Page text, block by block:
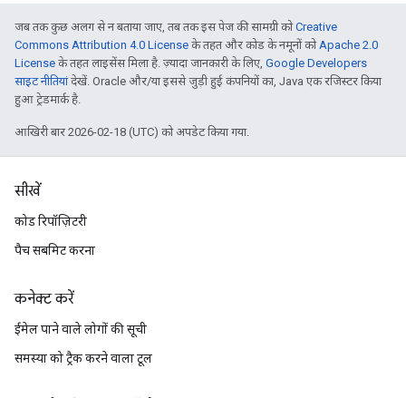
जब तक कुछ अलग से न बताया जाए, तब तक इस पेज की सामग्री कोCreative
Commons Attribution 4.0 License के तहत और कोड के नमूनों कोApache 2.0
License के तहत लाइसेंस मिला है. ज़्यादा जानकारी के लिए, Google Developers
साइट नीतियांदेखें. Oracle और/या इससे जुड़ी हुई कंपनियों का, Java एक रजिस्टर किया
हुआ ट्रेडमार्क है.
आखिरी बार 2026-02-18 (UTC) को अपडेट किया गया.
सीखें
कोड रिपॉज़िटरी
पैच सबमिट करना
कनेक्ट करें
ईमेल पाने वाले लोगों की सूची
समस्या को ट्रैक करने वाला टूल